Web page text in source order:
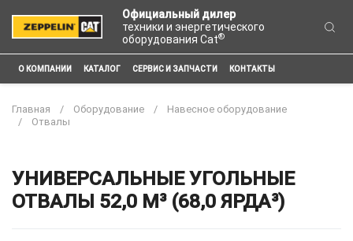
Официальный дилер
техники и энергетического
оборудования Cat®
О КОМПАНИИ КАТАЛОГ СЕРВИС И ЗАПЧАСТИ КОНТАКТЫ
Главная Оборудование
Навесное оборудование
Отвалы
УНИВЕРСАЛЬНЫЕ УГОЛЬНЫЕ
ОТВАЛЫ 52,0 М³ (68,0 ЯРДА³)